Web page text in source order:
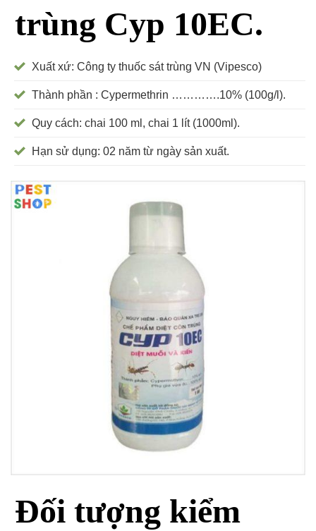
trùng Cyp 10EC.
Xuất xứ: Công ty thuốc sát trùng VN (Vipesco)
Thành phần : Cypermethrin ………….10% (100g/l).
Quy cách: chai 100 ml, chai 1 lít (1000ml).
Hạn sử dụng: 02 năm từ ngày sản xuất.
Đối tượng kiểm